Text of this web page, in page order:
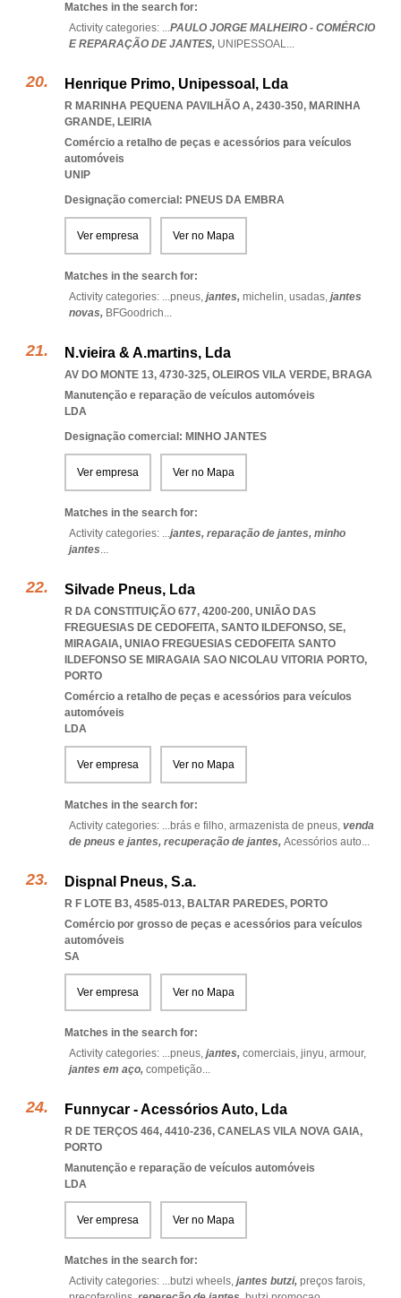
Matches in the search for:
Activity categories: ...PAULO JORGE MALHEIRO - COMÉRCIO
E REPARAÇÃO DE JANTES, UNIPESSOAL...
Henrique Primo, Unipessoal, Lda
R MARINHA PEQUENA PAVILHÃO A, 2430-350, MARINHA
GRANDE, LEIRIA
Comércio a retalho de peças e acessórios para veículos
automóveis
UNIP
Designação comercial: PNEUS DA EMBRA
Ver empresa Ver no Mapa
Matches in the search for:
Activity categories: ...pneus, jantes, michelin, usadas, jantes
novas, BFGoodrich...
N.vieira & A.martins, Lda
AV DO MONTE 13, 4730-325, OLEIROS VILA VERDE, BRAGA
Manutenção e reparação de veículos automóveis
LDA
Designação comercial: MINHO JANTES
Ver empresa Ver no Mapa
Matches in the search for:
Activity categories: ...jantes, reparação de jantes, minho
jantes...
Silvade Pneus, Lda
R DA CONSTITUIÇÃO 677, 4200-200, UNIÃO DAS
FREGUESIAS DE CEDOFEITA, SANTO ILDEFONSO, SE,
MIRAGAIA, UNIAO FREGUESIAS CEDOFEITA SANTO
ILDEFONSO SE MIRAGAIA SAO NICOLAU VITORIA PORTO,
PORTO
Comércio a retalho de peças e acessórios para veículos
automóveis
LDA
Ver empresa Ver no Mapa
Matches in the search for:
Activity categories: ...brás e filho, armazenista de pneus, venda
de pneus e jantes, recuperação de jantes, Acessórios auto...
Dispnal Pneus, S.a.
R F LOTE B3, 4585-013, BALTAR PAREDES, PORTO
Comércio por grosso de peças e acessórios para veículos
automóveis
SA
Ver empresa Ver no Mapa
Matches in the search for:
Activity categories: ...pneus, jantes, comerciais, jinyu, armour,
jantes em aço, competição...
Funnycar - Acessórios Auto, Lda
R DE TERÇOS 464, 4410-236, CANELAS VILA NOVA GAIA,
PORTO
Manutenção e reparação de veículos automóveis
LDA
Ver empresa Ver no Mapa
Matches in the search for:
Activity categories: ...butzi wheels, jantes butzi, preços farois,